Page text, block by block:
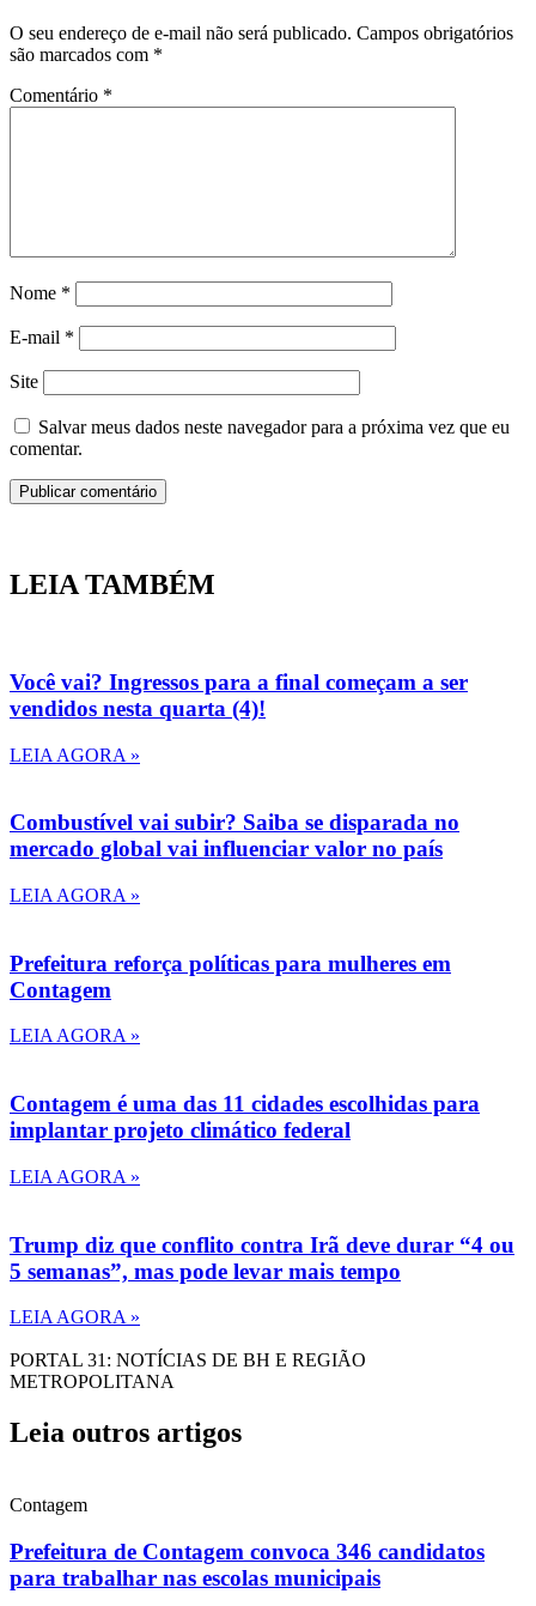
O seu endereço de e-mail não será publicado. Campos obrigatórios
são marcados com *
Comentário *
Nome *
E-mail *
Site
Salvar meus dados neste navegador para a próxima vez que eu
comentar.
LEIA TAMBÉM
Você vai? Ingressos para a final começam a ser
vendidos nesta quarta (4)!
LEIA AGORA »
Combustível vai subir? Saiba se disparada no
mercado global vai influenciar valor no país
LEIA AGORA »
Prefeitura reforça políticas para mulheres em
Contagem
LEIA AGORA »
Contagem é uma das 11 cidades escolhidas para
implantar projeto climático federal
LEIA AGORA »
Trump diz que conflito contra Irã deve durar “4 ou
5 semanas”, mas pode levar mais tempo
LEIA AGORA »
PORTAL 31: NOTÍCIAS DE BH E REGIÃO
METROPOLITANA
Leia outros artigos
Contagem
Prefeitura de Contagem convoca 346 candidatos
para trabalhar nas escolas municipais